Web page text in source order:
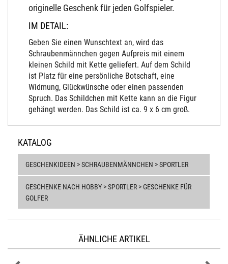
originelle Geschenk für jeden Golfspieler.
IM DETAIL:
Geben Sie einen Wunschtext an, wird das
Schraubenmännchen gegen Aufpreis mit einem
kleinen Schild mit Kette geliefert. Auf dem Schild
ist Platz für eine persönliche Botschaft, eine
Widmung, Glückwünsche oder einen passenden
Spruch. Das Schildchen mit Kette kann an die Figur
gehängt werden. Das Schild ist ca. 9 x 6 cm groß.
KATALOG
GESCHENKIDEEN > SCHRAUBENMÄNNCHEN > SPORTLER
GESCHENKE NACH HOBBY > SPORTLER > GESCHENKE FÜR
GOLFER
ÄHNLICHE ARTIKEL